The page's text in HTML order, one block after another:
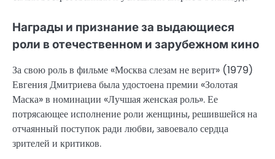
Награды и признание за выдающиеся
роли в отечественном и зарубежном кино
За свою роль в фильме «Москва слезам не верит» (1979)
Евгения Дмитриева была удостоена премии «Золотая
Маска» в номинации «Лучшая женская роль». Ее
потрясающее исполнение роли женщины, решившейся на
отчаянный поступок ради любви, завоевало сердца
зрителей и критиков.